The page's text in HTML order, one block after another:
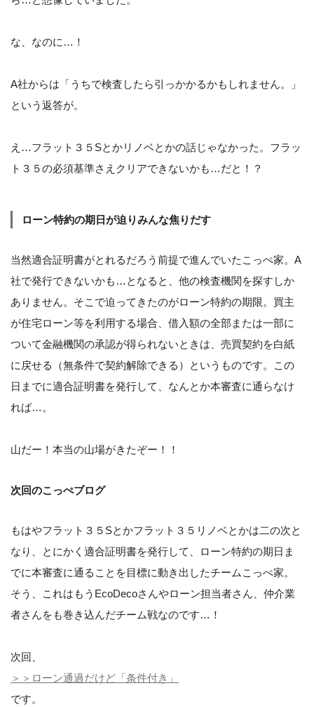
な、なのに…！
A社からは「うちで検査したら引っかかるかもしれません。」
という返答が。
え…フラット３５Sとかリノベとかの話じゃなかった。フラッ
ト３５の必須基準さえクリアできないかも…だと！？
ローン特約の期日が迫りみんな焦りだす
当然適合証明書がとれるだろう前提で進んでいたこっぺ家。A
社で発行できないかも…となると、他の検査機関を探すしか
ありません。そこで迫ってきたのがローン特約の期限。買主
が住宅ローン等を利用する場合、借入額の全部または一部に
ついて金融機関の承認が得られないときは、売買契約を白紙
に戻せる（無条件で契約解除できる）というものです。この
日までに適合証明書を発行して、なんとか本審査に通らなけ
れば…。
山だー！本当の山場がきたぞー！！
次回のこっぺブログ
もはやフラット３５Sとかフラット３５リノベとかは二の次と
なり、とにかく適合証明書を発行して、ローン特約の期日ま
でに本審査に通ることを目標に動き出したチームこっぺ家。
そう、これはもうEcoDecoさんやローン担当者さん、仲介業
者さんをも巻き込んだチーム戦なのです…！
次回、
＞＞ローン通過だけど「条件付き」
です。